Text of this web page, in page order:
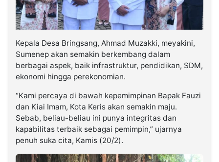
Kepala Desa Bringsang, Ahmad Muzakki, meyakini,
Sumenep akan semakin berkembang dalam
berbagai aspek, baik infrastruktur, pendidikan, SDM,
ekonomi hingga perekonomian.
“Kami percaya di bawah kepemimpinan Bapak Fauzi
dan Kiai Imam, Kota Keris akan semakin maju.
Sebab, beliau-beliau ini punya integritas dan
kapabilitas terbaik sebagai pemimpin,” ujarnya
penuh suka cita, Kamis (20/2).